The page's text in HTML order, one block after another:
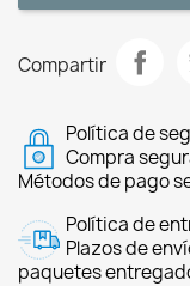
Compartir
Política de
Compra
Métodos de pago
Política de
Plazos de
paquetes